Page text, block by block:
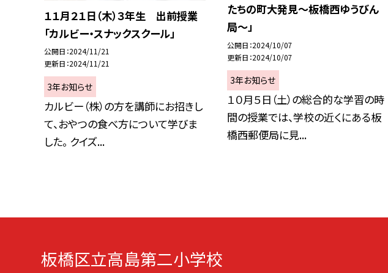
１１月２１日（木）３年生 出前授業
「カルビー・スナックスクール」
公開日 2024/11/21
更新日 2024/11/21
3年お知らせ
カルビー（株）の方を講師にお招きし
て、おやつの食べ方について学びま
した。 クイズ...
たちの町大発見〜板橋西ゆうびん
局〜」
公開日 2024/10/07
更新日 2024/10/07
3年お知らせ
１０月５日（土）の総合的な学習の時
間の授業では、学校の近くにある板
橋西郵便局に見...
板橋区立高島第二小学校